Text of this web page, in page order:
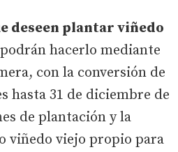
deseen plantar viñedo
hacerlo mediante
con la conversión de
hasta 31 de diciembre de
de plantación y la
viñedo viejo propio para